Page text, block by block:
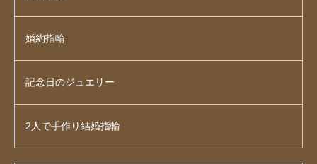
婚約指輪
記念日のジュエリー
2人で手作り結婚指輪